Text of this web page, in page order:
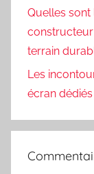
Quelles sont
terrain
Les
écran